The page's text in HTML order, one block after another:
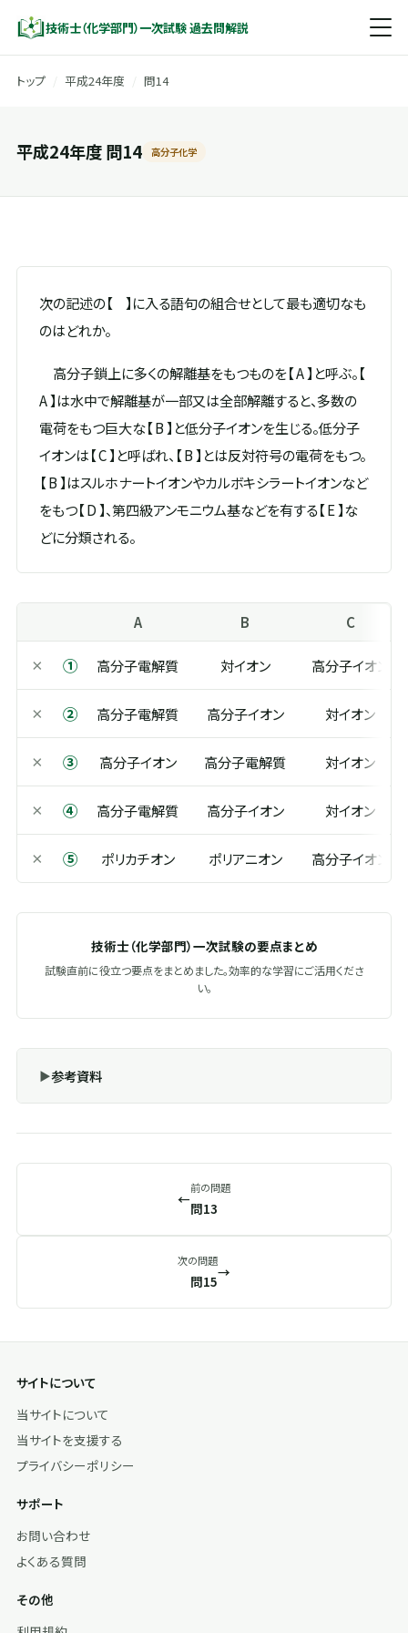
技術士（化学部門）一次試験 過去問解説
トップ 平成24年度 問14
平成24年度 問14 高分子化学
次の記述の【 】に入る語句の組合せとして最も適切なも
のはどれか。
高分子鎖上に多くの解離基をもつものを【 A 】と呼ぶ。【
A 】は水中で解離基が一部又は全部解離すると、多数の
電荷をもつ巨大な【 B 】と低分子イオンを生じる。低分子
イオンは【 C 】と呼ばれ、【 B 】とは反対符号の電荷をもつ。
【 B 】はスルホナートイオンやカルボキシラートイオンなど
をもつ【 D 】、第四級アンモニウム基などを有する【 E 】な
どに分類される。
A B C
× ① 高分子電解質 対イオン 高分子イオン
× ② 高分子電解質 高分子イオン 対イオン
× ③ 高分子イオン 高分子電解質 対イオン
× ④ 高分子電解質 高分子イオン 対イオン
× ⑤ ポリカチオン ポリアニオン 高分子イオン
技術士（化学部門）一次試験の要点まとめ
試験直前に役立つ要点をまとめました。効率的な学習にご活用くださ
い。
参考資料
←
前の問題
問13
次の問題
問15
→
サイトについて
当サイトについて
当サイトを支援する
プライバシーポリシー
サポート
お問い合わせ
よくある質問
その他